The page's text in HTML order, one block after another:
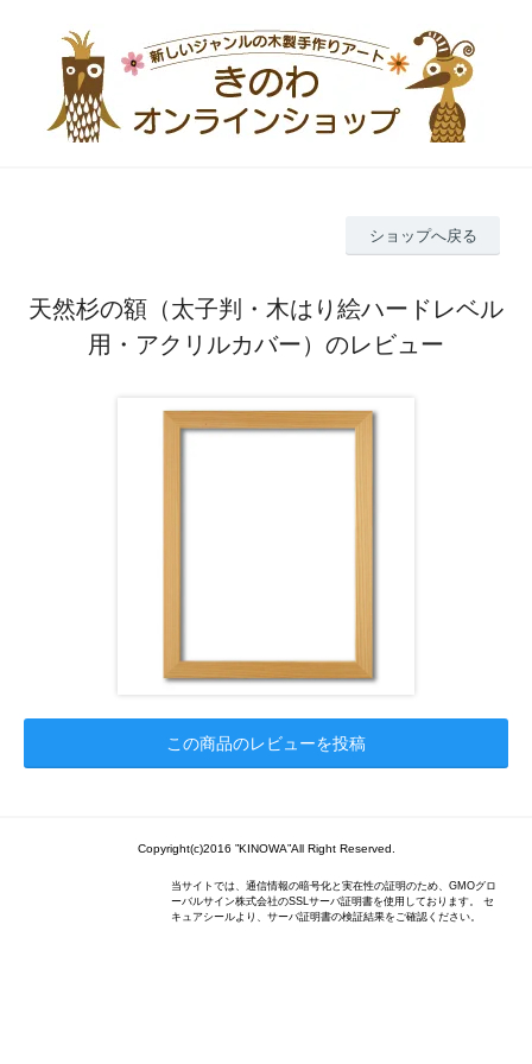
ショップへ戻る
天然杉の額（太子判・木はり絵ハードレベル
用・アクリルカバー）のレビュー
この商品のレビューを投稿
Copyright(c)2016 ”KINOWA”All Right Reserved.
当サイトでは、通信情報の暗号化と実在性の証明のため、GMOグロ
ーバルサイン株式会社のSSLサーバ証明書を使用しております。 セ
キュアシールより、サーバ証明書の検証結果をご確認ください。